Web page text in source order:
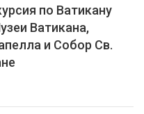
по Ватикану
Ватикана,
и Собор Св.